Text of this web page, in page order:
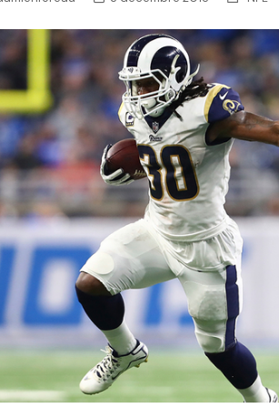
NFL – Power Rankings
Pronostics et paris NFL
Super Bowl LIX
Histoire et Légendes